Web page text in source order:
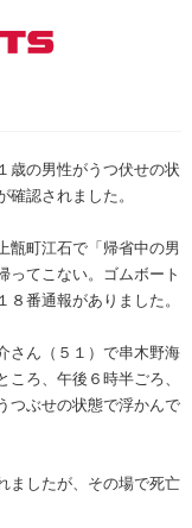
歳の男性がうつ伏せの状
認されました。
甑町江石で「帰省中の男
ってこない。ゴムボート
番通報がありました。
さん（５１）で串木野海
ろ、午後６時半ごろ、
つぶせの状態で浮かんで
ましたが、その場で死亡